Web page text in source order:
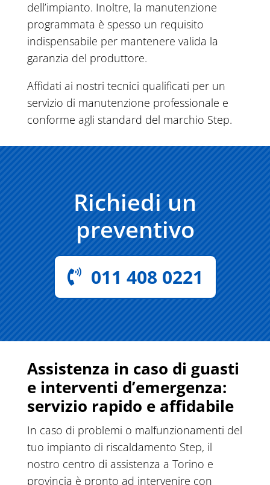
dell’impianto. Inoltre, la manutenzione
programmata è spesso un requisito
indispensabile per mantenere valida la
garanzia del produttore.
Affidati ai nostri tecnici qualificati per un
servizio di manutenzione professionale e
conforme agli standard del marchio Step.
Richiedi un
preventivo
011 408 0221
Assistenza in caso di guasti
e interventi d’emergenza:
servizio rapido e affidabile
In caso di problemi o malfunzionamenti del
tuo impianto di riscaldamento Step, il
nostro centro di assistenza a Torino e
provincia è pronto ad intervenire con